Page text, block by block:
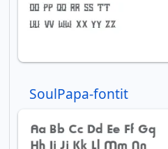
SoulPapa-fontit